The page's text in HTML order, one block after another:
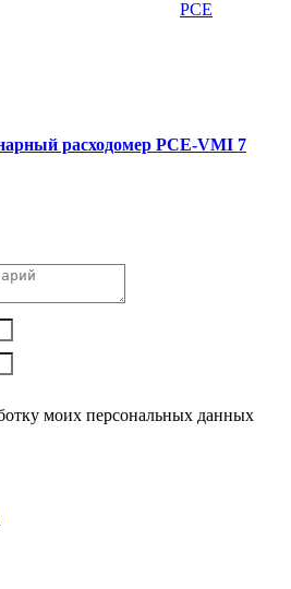
PCE
расходомер PCE-VMI 7
моих персональных данных